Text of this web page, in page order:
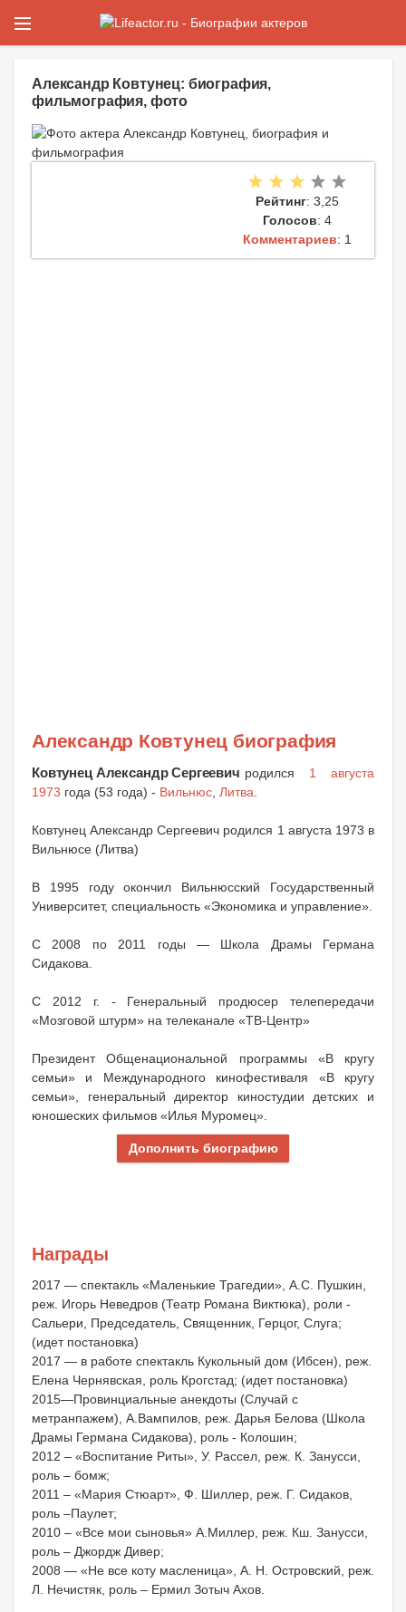
Александр Ковтунец: биография,
фильмография, фото
Рейтинг: 3,25
Голосов: 4
Комментариев: 1
Александр Ковтунец биография
Ковтунец Александр Сергеевич родился 1 августа
1973 года (53 года) - Вильнюс Литва
Ковтунец Александр Сергеевич родился 1 августа 1973 в
Вильнюсе (Литва)
В 1995 году окончил Вильнюсский Государственный
Университет, специальность «Экономика и управление».
С 2008 по 2011 годы — Школа Драмы Германа
Сидакова.
C 2012 г. - Генеральный продюсер телепередачи
«Мозговой штурм» на телеканале «ТВ-Центр»
Президент Общенациональной программы «В кругу
семьи» и Международного кинофестиваля «В кругу
семьи», генеральный директор киностудии детских и
юношеских фильмов «Илья Муромец».
Дополнить биографию
Награды
2017 — спектакль «Маленькие Трагедии», А.С. Пушкин,
реж. Игорь Неведров (Театр Романа Виктюка), роли -
Сальери, Председатель, Священник, Герцог, Слуга;
(идет постановка)
2017 — в работе спектакль Кукольный дом (Ибсен), реж.
Елена Чернявская, роль Крогстад; (идет постановка)
2015—Провинциальные анекдоты (Случай с
метранпажем), А.Вампилов, реж. Дарья Белова (Школа
Драмы Германа Сидакова), роль - Колошин;
2012 – «Воспитание Риты», У. Рассел, реж. К. Занусси,
роль – бомж;
2011 – «Мария Стюарт», Ф. Шиллер, реж. Г. Сидаков,
роль –Паулет;
2010 – «Все мои сыновья» А.Миллер, реж. Кш. Занусси,
роль – Джордж Дивер;
2008 — «Не все коту масленица», А. Н. Островский, реж.
Л. Нечистяк, роль – Ермил Зотыч Ахов.